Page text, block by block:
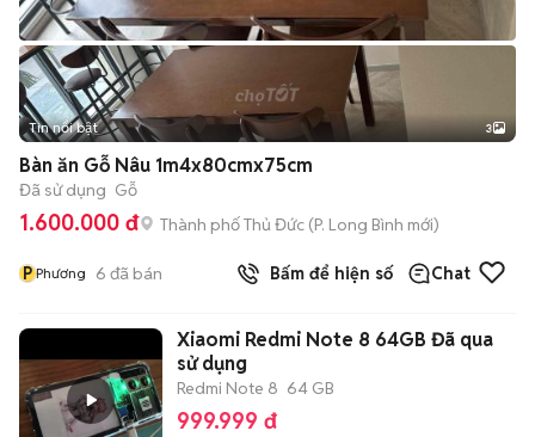
Tin nổi bật 3
Bàn ăn Gỗ Nâu 1m4x80cmx75cm
Đã sử dụng Gỗ
1.600.000 đ Thành phố Thủ Đức (P. Long Bình mới)
P Phương 6 đã bán Bấm để hiện số Chat
Xiaomi Redmi Note 8 64GB Đã qua
sử dụng
Redmi Note 8 64 GB
999.999 đ